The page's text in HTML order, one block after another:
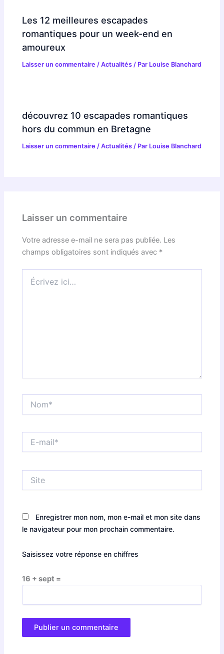
Les 12 meilleures escapades
romantiques pour un week-end en
amoureux
Laisser un commentaire /Actualités / Par Louise Blanchard
découvrez 10 escapades romantiques
hors du commun en Bretagne
Laisser un commentaire /Actualités / Par Louise Blanchard
Laisser un commentaire
Votre adresse e-mail ne sera pas publiée. Les
champs obligatoires sont indiqués avec *
ici…
mail*
Enregistrer mon nom, mon e-mail et mon site dans
le navigateur pour mon prochain commentaire.
Saisissez votre réponse en chiffres
16 + sept =